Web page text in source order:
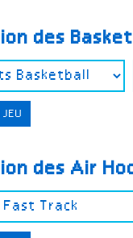
des Basket
JEU
des Air